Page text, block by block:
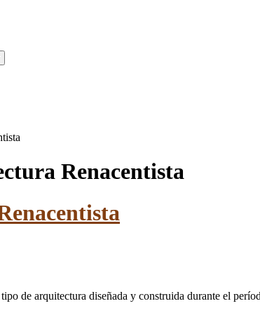
Renacentista
tipo de arquitectura diseñada y construida durante el